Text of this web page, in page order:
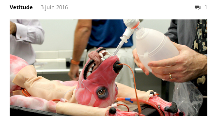
Vetitude - 3 juin 2016 1